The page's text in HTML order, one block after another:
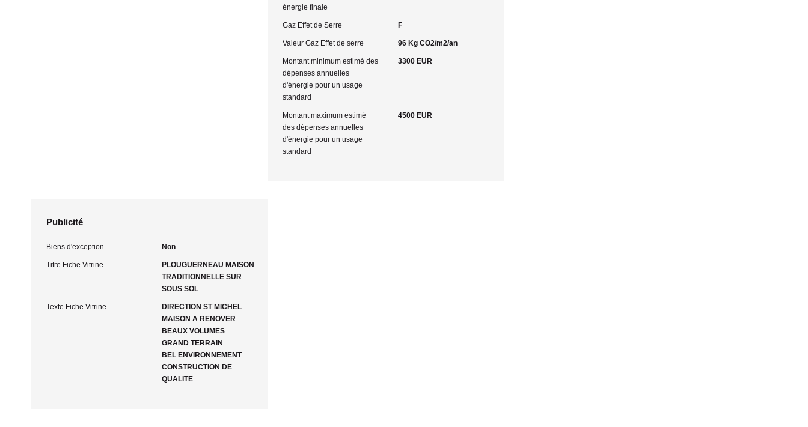
énergie finale
Gaz Effet de Serre F
Valeur Gaz Effet de serre 96 Kg CO2/m2/an
Montant minimum estimé des
dépenses annuelles
d'énergie pour un usage
standard
3300 EUR
Montant maximum estimé
des dépenses annuelles
d'énergie pour un usage
standard
4500 EUR
Publicité
Biens d'exception Non
Titre Fiche Vitrine
PLOUGUERNEAU MAISON
TRADITIONNELLE SUR
SOUS SOL
Texte Fiche Vitrine
DIRECTION ST MICHEL
MAISON A RENOVER
BEAUX VOLUMES
GRAND TERRAIN
BEL ENVIRONNEMENT
CONSTRUCTION DE
QUALITE